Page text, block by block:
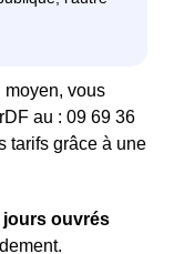
moyen, vous
au : 09 69 36
tarifs grâce à une
jours ouvrés